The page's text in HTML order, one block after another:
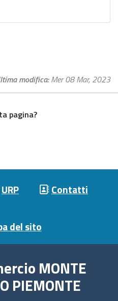
modifica Mer 08 Mar, 2023
pagina?
URP Contatti
del sito
MONTE
PIEMONTE